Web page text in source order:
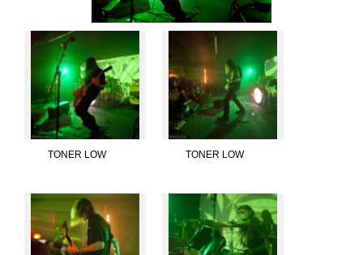
TONER LOW TONER LOW